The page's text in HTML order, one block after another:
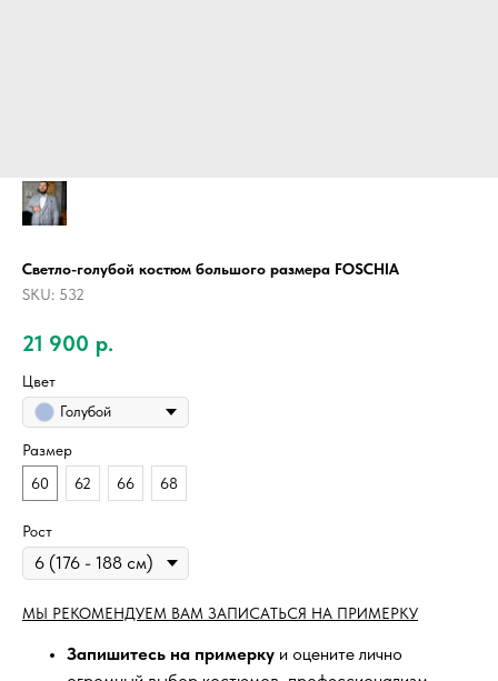
Светло-голубой костюм большого размера FOSCHIA
SKU: 532
21 900 р.
Цвет
Голубой
Размер
60
62 66 68
Рост
МЫ РЕКОМЕНДУЕМ ВАМ ЗАПИСАТЬСЯ НА ПРИМЕРКУ
Запишитесь на примерку и оцените лично